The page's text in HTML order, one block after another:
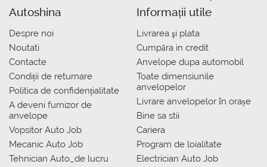
Autoshina
Despre noi
Noutati
Contacte
Condiții de returnare
Politica de confidențialitate
A deveni furnizor de
anvelope
Vopsitor Auto Job
Mecanic Auto Job
Tehnician Auto_de lucru
Informații utile
Livrarea şi plata
Сumpăra in credit
Anvelope dupa automobil
Toate dimensiunile
anvelopelor
Livrare anvelopelor în orașe
Bine sa stii
Cariera
Program de loialitate
Electrician Auto Job